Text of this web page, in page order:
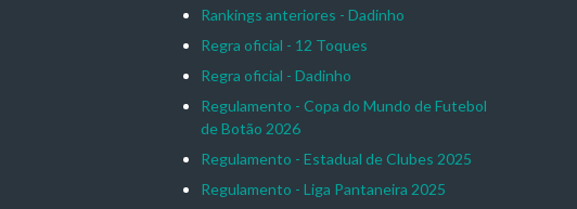
Rankings anteriores - Dadinho
Regra oficial - 12 Toques
Regra oficial - Dadinho
Regulamento - Copa do Mundo de Futebol
de Botão 2026
Regulamento - Estadual de Clubes 2025
Regulamento - Liga Pantaneira 2025